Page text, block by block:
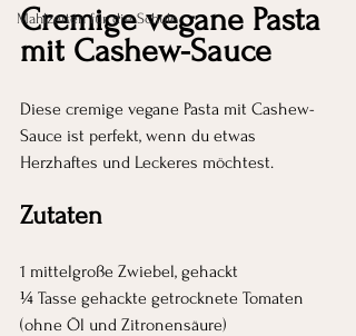
Mahlzeiten für die Schule
Cremige vegane Pasta
mit Cashew-Sauce
Diese cremige vegane Pasta mit Cashew-
Sauce ist perfekt, wenn du etwas
Herzhaftes und Leckeres möchtest.
Zutaten
1 mittelgroße Zwiebel, gehackt
¼ Tasse gehackte getrocknete Tomaten
(ohne Öl und Zitronensäure)